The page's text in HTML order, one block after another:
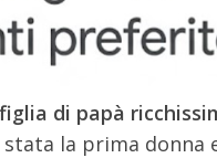
di papà
stata la prima